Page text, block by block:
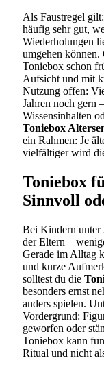
Als Faustregel gilt:
häufig sehr gut,
Wiederholungen
umgehen
Toniebox schon
Aufsicht und mit
Nutzung offen:
Jahren noch gern
Wissensinhalten
Toniebox
ein Rahmen: Je
vielfältiger wird
Toniebox
Sinnvoll
Bei Kindern unter
der Eltern –
Gerade im Alltag
und kurze
solltest du die
besonders ernst
anders spielen.
Vordergrund:
geworfen oder
Toniebox kann
Ritual und nicht